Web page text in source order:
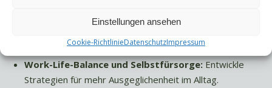
Einstellungen ansehen
Cookie-RichtlinieDatenschutzImpressum
Veränderungsprozesse meistern:Lass Dich bei
Work-Life-Balance und Selbstfürsorge:Entwickle
Strategien für mehr Ausgeglichenheit im Alltag.